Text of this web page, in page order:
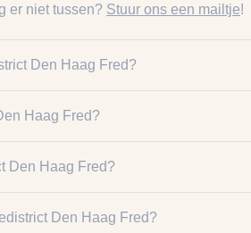
er niet tussen? Stuur ons een mailtje!
Den Haag Fred?
Haag Fred?
Den Haag Fred?
Den Haag Fred?